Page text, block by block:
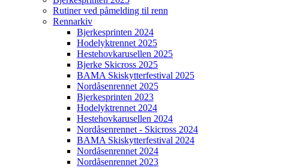
Rutiner ved påmelding til renn
Rennarkiv
Bjerkesprinten 2024
Hodelyktrennet 2025
Hestehovkarusellen 2025
Bjerke Skicross 2025
BAMA Skiskytterfestival 2025
Nordåsenrennet 2025
Bjerkesprinten 2023
Hodelyktrennet 2024
Hestehovkarusellen 2024
Nordåsenrennet - Skicross 2024
BAMA Skiskytterfestival 2024
Nordåsenrennet 2024
Nordåsenrennet 2023